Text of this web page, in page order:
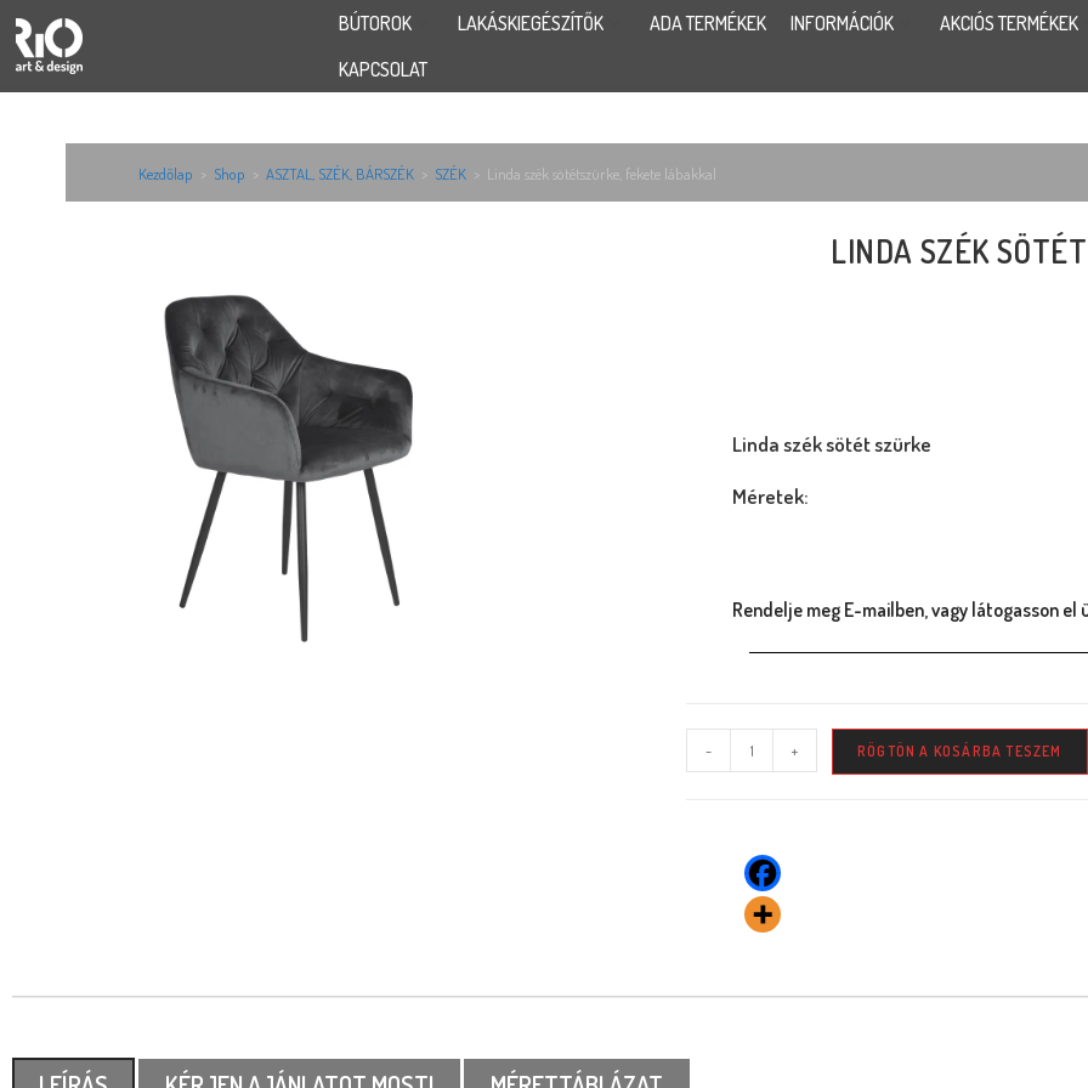
BÚTOROK LAKÁSKIEGÉSZÍTŐK ADA TERMÉKEK INFORMÁCIÓK AKCIÓS TERMÉKEK
KAPCSOLAT
Kezdőlap > Shop > ASZTAL, SZÉK, BÁRSZÉK > SZÉK > Linda szék sötétszürke, fekete lábakkal
LINDA SZÉK
Linda szék sötét szürke
Méretek:
Rendelje meg E-mailben, vagy látogasson el
- + RÖGTÖN A KOSÁRBA TESZEM